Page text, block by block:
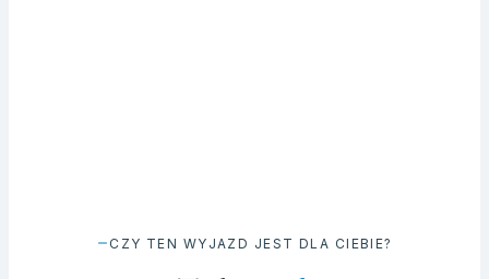
CZY TEN WYJAZD JEST DLA CIEBIE?